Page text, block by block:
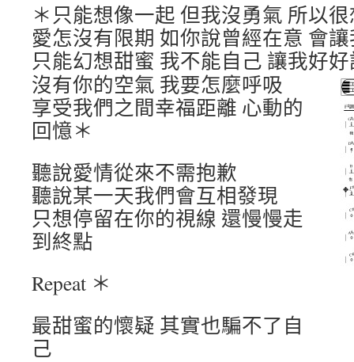
＊只能想像一起 但我沒勇氣 所以
愛怎沒有限期 如你說曾經在意 會
只能幻想甜蜜 我不能自己 讓我好
沒有你的空氣 我要怎麼呼吸
享受我們之間幸福距離 心動的
回憶＊
聽說愛情從來不需抱歉
聽說某一天我們會互相發現
只想停留在你的視線 還慢慢走
到終點
Repeat ＊
最甜蜜的懷疑 其實也騙不了自
己